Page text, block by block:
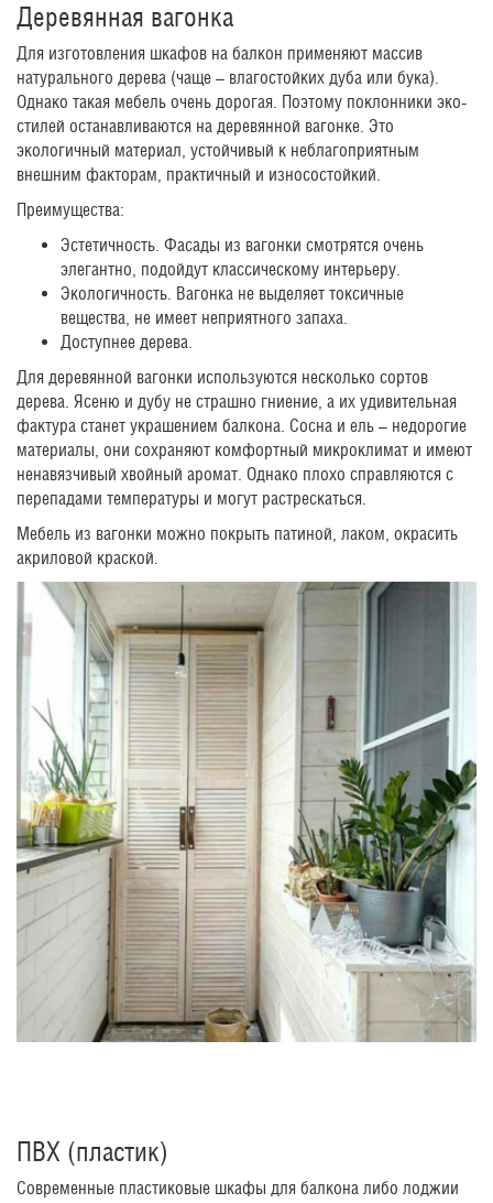
Деревянная вагонка
Для изготовления шкафов на балкон применяют массив
натурального дерева (чаще – влагостойких дуба или бука).
Однако такая мебель очень дорогая. Поэтому поклонники эко-
стилей останавливаются на деревянной вагонке. Это
экологичный материал, устойчивый к неблагоприятным
внешним факторам, практичный и износостойкий.
Преимущества:
Эстетичность. Фасады из вагонки смотрятся очень
элегантно, подойдут классическому интерьеру.
Экологичность. Вагонка не выделяет токсичные
вещества, не имеет неприятного запаха.
Доступнее дерева.
Для деревянной вагонки используются несколько сортов
дерева. Ясеню и дубу не страшно гниение, а их удивительная
фактура станет украшением балкона. Сосна и ель – недорогие
материалы, они сохраняют комфортный микроклимат и имеют
ненавязчивый хвойный аромат. Однако плохо справляются с
перепадами температуры и могут растрескаться.
Мебель из вагонки можно покрыть патиной, лаком, окрасить
акриловой краской.
ПВХ (пластик)
Современные пластиковые шкафы для балкона либо лоджии